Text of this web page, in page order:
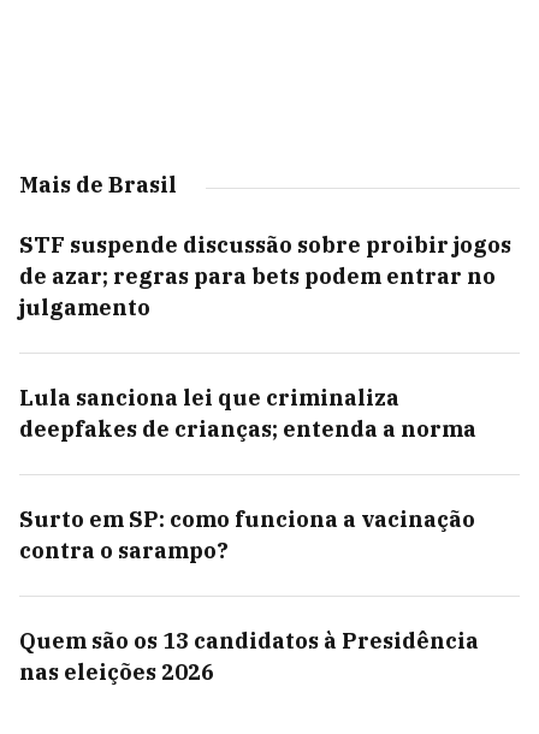
Mais de Brasil
STF suspende discussão sobre proibir jogos
de azar; regras para bets podem entrar no
julgamento
Lula sanciona lei que criminaliza
deepfakes de crianças; entenda a norma
Surto em SP: como funciona a vacinação
contra o sarampo?
Quem são os 13 candidatos à Presidência
nas eleições 2026